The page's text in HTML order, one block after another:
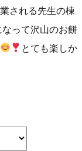
される先生の棟
なって沢山のお餅
とても楽しか